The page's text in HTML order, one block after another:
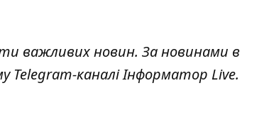
важливих новин. За новинами в
Telegram-каналіІнформатор Live.